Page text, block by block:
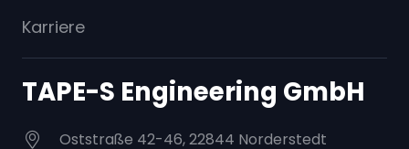
Karriere
TAPE-S Engineering GmbH
Oststraße 42-46, 22844 Norderstedt